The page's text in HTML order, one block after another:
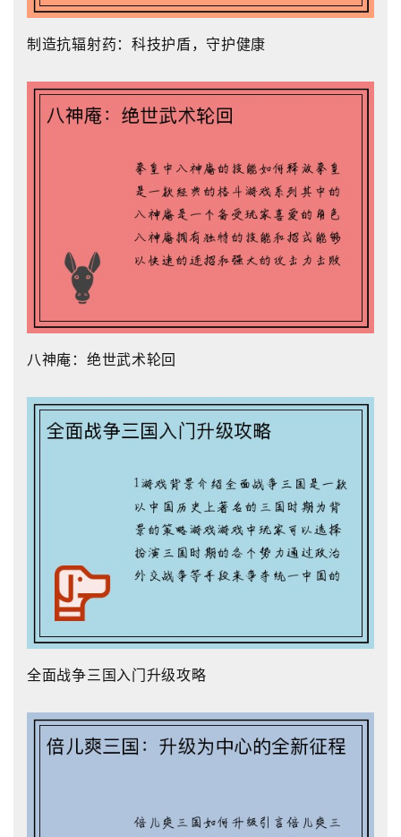
制造抗辐射药：科技护盾，守护健康
八神庵：绝世武术轮回
全面战争三国入门升级攻略